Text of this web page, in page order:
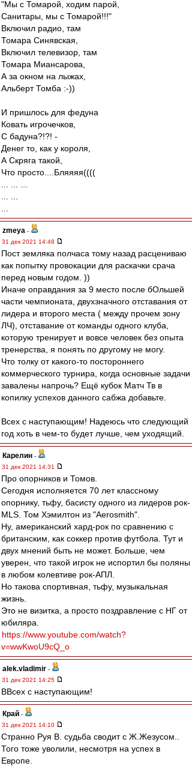
"Мы с Томарой, ходим парой,
Санитары, мы с Томарой!!!"
Включил радио, там
Томара Синявская,
Включил телевизор, там
Томара Миансарова,
А за окном на лыжах,
Альберт Томба :-))
И пришлось для федуна
Ковать игрочечков,
С бадуна?!?! -
Денег то, как у короля,
А Скряга такой,
Что просто....Бляяяя((((
zmeya -
31 дек 2021 14:48
Пост земляка полчаса тому назад расцениваю
как попытку провокации для раскачки срача
перед новым годом. ))
Иначе оправдания за 9 место после бОльшей
части чемпионата, двухзначного отставания от
лидера и второго места ( между прочем зону
ЛЧ), отставание от команды одного клуба,
которую тренирует и вовсе человек без опыта
тренерства, я понять по другому не могу.
Что толку от какого-то постороннего
коммерческого турнира, когда основные задачи
завалены напрочь? Ещё кубок Матч Тв в
копилку успехов данного сабжа добавьте.
Всех с наступающим! Надеюсь что следующий
год хоть в чем-то будет лучше, чем уходящий.
Карелин -
31 дек 2021 14:31
Про опорников и Томов.
Сегодня исполняется 70 лет классному
опорнику, тьфу, басисту одного из лидеров рок-
MLS. Том Хэмилтон из "Aerosmith".
Ну, американский хард-рок по сравнению с
британским, как соккер против футбола. Тут и
двух мнений быть не может. Больше, чем
уверен, что такой игрок не испортил бы поляны
в любом колевтиве рок-АПЛ.
Но такова спортивная, тьфу, музыкальная
жизнь.
Это не визитка, а просто поздравление с НГ от
юбиляра.
https://www.youtube.com/watch?
v=wwKwoU9cQ_o
alek.vladimir -
31 дек 2021 14:25
ВВсех с наступающим!
Край -
31 дек 2021 14:10
Странно Руя В. судьба сводит с Ж.Жезусом..
Того тоже уволили, несмотря на успех в
Европе.